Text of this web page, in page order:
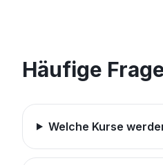
Häufige
Welche Kurse